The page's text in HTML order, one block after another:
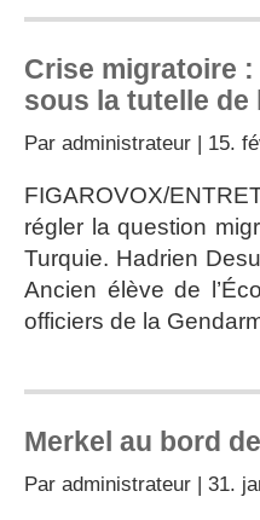
Crise migratoire :
sous la tutelle de
Par administrateur | 15.
FIGAROVOX/
régler la question
Turquie. Hadrien
Ancien élève de
officiers de la
Merkel au bord
Par administrateur | 31.